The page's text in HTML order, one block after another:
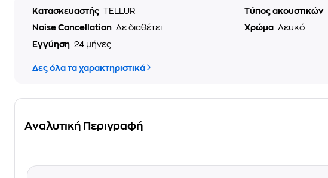
Κατασκευαστής TELLUR Τύπος ακουστικών
Noise Cancellation Δε διαθέτει Χρώμα Λευκό
Εγγύηση 24 μήνες
Δες όλα τα χαρακτηριστικά
Αναλυτική Περιγραφή